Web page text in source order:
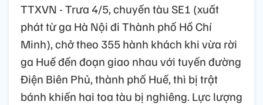
TTXVN - Trưa 4/5, chuyến tàu SE1 (xuất
phát từ ga Hà Nội đi Thành phố Hồ Chí
Minh), chở theo 355 hành khách khi vừa rời
ga Huế đến đoạn giao nhau với tuyến đường
Điện Biên Phủ, thành phố Huế, thì bị trật
bánh khiến hai toa tàu bị nghiêng. Lực lượng